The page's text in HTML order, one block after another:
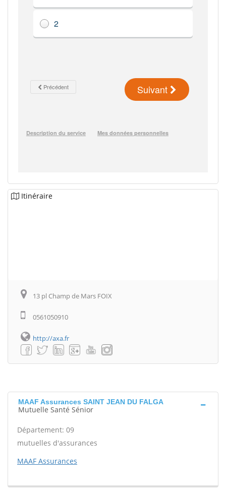
Itinéraire
13 pl Champ de Mars FOIX
0561050910
http://axa.fr
MAAF Assurances SAINT JEAN DU FALGA
Mutuelle Santé Sénior
Département: 09
mutuelles d'assurances
MAAF Assurances